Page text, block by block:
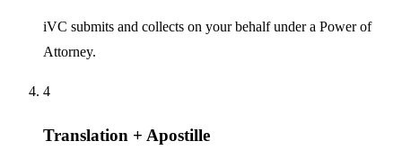
iVC submits and collects on your behalf under a Power of
Attorney.
4
Translation + Apostille